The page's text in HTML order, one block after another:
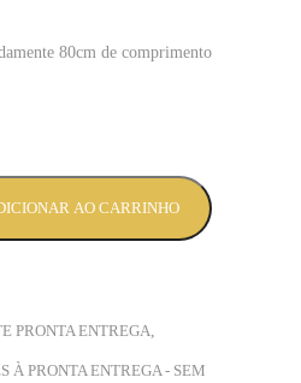
80cm de comprimento
AO CARRINHO
PRONTA ENTREGA,
À PRONTA ENTREGA - SEM